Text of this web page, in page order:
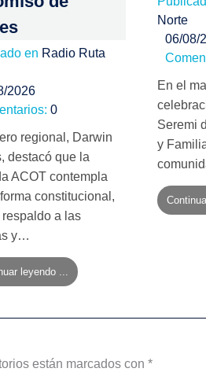
en Radio Ruta
2026
0
regional, Darwin
destacó que la
ACOT contempla
constitucional,
respaldo a las
y…
leyendo ...
Norte
06/08/
En el
Seremi
y
están marcados con *